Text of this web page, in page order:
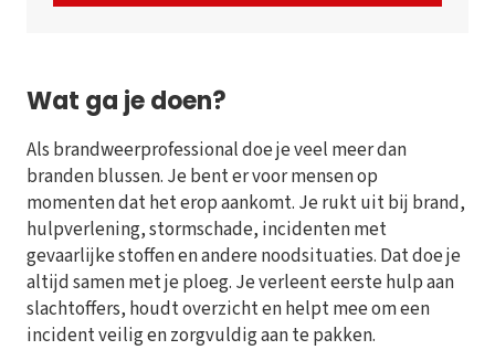
Wat ga je doen?
Als brandweerprofessional doe je veel meer dan
branden blussen. Je bent er voor mensen op
momenten dat het erop aankomt. Je rukt uit bij brand,
hulpverlening, stormschade, incidenten met
gevaarlijke stoffen en andere noodsituaties. Dat doe je
altijd samen met je ploeg. Je verleent eerste hulp aan
slachtoffers, houdt overzicht en helpt mee om een
incident veilig en zorgvuldig aan te pakken.